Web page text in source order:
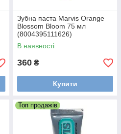
Зубна паста Marvis Orange
Blossom Bloom 75 мл
(8004395111626)
В наявності
360 ₴
Купити
Топ продажів